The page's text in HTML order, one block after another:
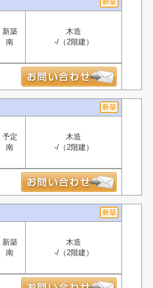
新築
南
木造
-/（2階建）
予定
南
木造
-/（2階建）
新築
南
木造
-/（2階建）